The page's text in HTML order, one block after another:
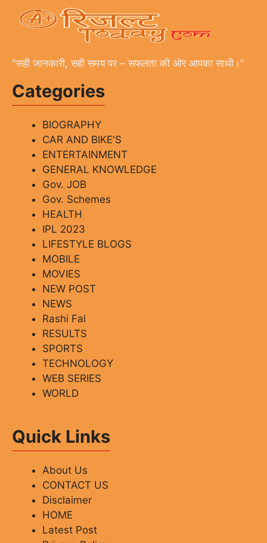
"सही जानकारी, सही समय पर – सफलता की ओर आपका साथी।"
Categories
BIOGRAPHY
CAR AND BIKE'S
ENTERTAINMENT
GENERAL KNOWLEDGE
Gov. JOB
Gov. Schemes
HEALTH
IPL 2023
LIFESTYLE BLOGS
MOBILE
MOVIES
NEW POST
NEWS
Rashi Fal
RESULTS
SPORTS
TECHNOLOGY
WEB SERIES
WORLD
Quick Links
About Us
CONTACT US
Disclaimer
HOME
Latest Post